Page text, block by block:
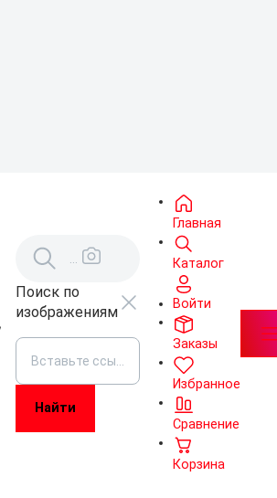
Поиск по
изображениям
Главная
Каталог
Войти
Заказы
Избранное
Сравнение
Корзина